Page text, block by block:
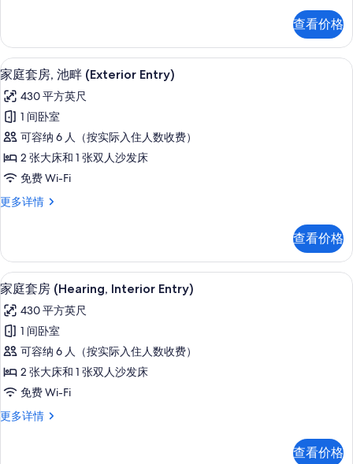
照
片
更
多
信
息
查看价格
显
示
家
庭
套
房,
畔
Entry)
的
所
有
照
片
客房内保险箱、遮光窗帘、熨斗/熨衣
9
家庭套房, 池畔 (Exterior Entry)
430 平方英尺
1 间卧室
可容纳 6 人（按实际入住人数收费）
2 张大床和 1 张双人沙发床
免费 Wi-Fi
更多详情
家
池
畔
(Exterior
Entry)
更
多
信
息
查看价格
显
示
家
庭
套
房
(Hearing,
Interior
客房内保险箱、遮光窗帘、熨斗/熨衣
7
家庭套房 (Hearing, Interior Entry)
430 平方英尺
1 间卧室
可容纳 6 人（按实际入住人数收费）
2 张大床和 1 张双人沙发床
免费 Wi-Fi
更多详情
家
查看价格